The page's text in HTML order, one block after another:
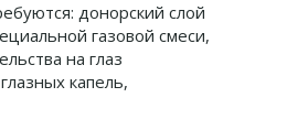
донорский слой
газовой смеси,
на глаз
капель,